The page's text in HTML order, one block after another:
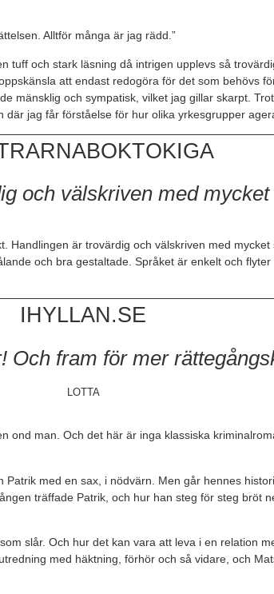
Alltför många är jag rädd.”
och stark läsning då intrigen upplevs så
att endast redogöra för det som behövs
mänsklig och sympatisk, vilket jag gillar skarpt.
jag får förståelse för hur olika yrkesgrupper
och välskriven med mycket
är trovärdig och välskriven med
och bra gestaltade. Språket är enkelt och
IHYLLAN.SE
Och fram för mer
LOTTA
man. Och det här är inga klassiska
med en sax, i nödvärn. Men går hennes
träffade Patrik, och hur han steg för steg bröt
slår. Och hur det kan vara att leva i en relation
med häktning, förhör och så vidare, och